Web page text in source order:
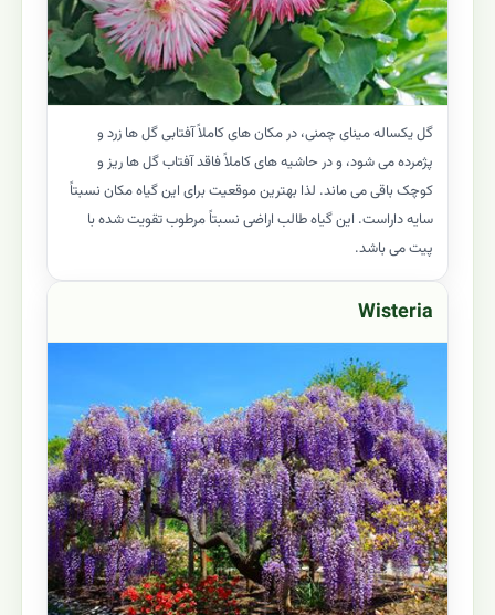
گل یکساله مینای چمنی، در مکان های کاملاً آفتابی گل ها زرد و
پژمرده می شود، و در حاشیه های کاملاً فاقد آفتاب گل ها ریز و
کوچک باقی می ماند. لذا بهترین موقعیت برای این گیاه مکان نسبتاً
سایه داراست. این گیاه طالب اراضی نسبتاً مرطوب تقویت شده با
پیت می باشد.
Wisteria